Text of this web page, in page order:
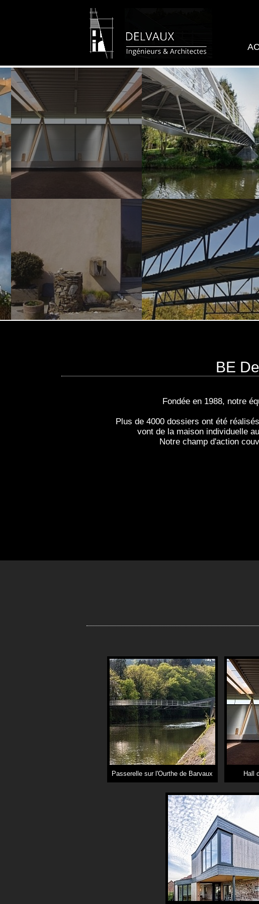
BE
Fondée en 1988, notre
Plus de 4000 dossiers ont été
vont de la maison individuelle
Notre champ d'action
Passerelle sur l'Ourthe de Barvaux Hall